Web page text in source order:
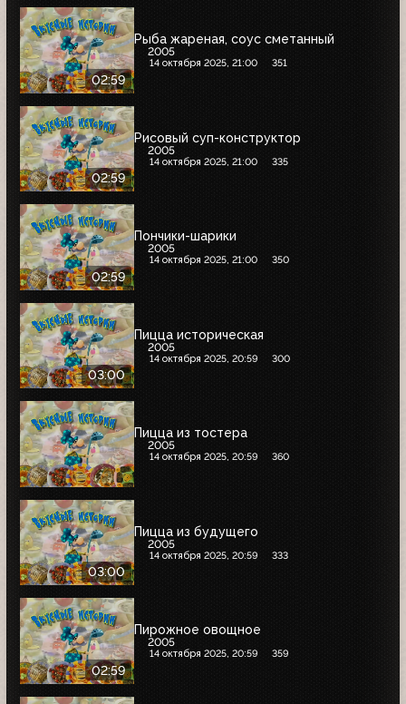
02:59
Рыба жареная, соус сметанный
2005
14 октября 2025, 21:00 351
02:59
Рисовый суп-конструктор
2005
14 октября 2025, 21:00 335
02:59
Пончики-шарики
2005
14 октября 2025, 21:00 350
03:00
Пицца историческая
2005
14 октября 2025, 20:59 300
Пицца из тостера
2005
14 октября 2025, 20:59 360
03:00
Пицца из будущего
2005
14 октября 2025, 20:59 333
02:59
Пирожное овощное
2005
14 октября 2025, 20:59 359